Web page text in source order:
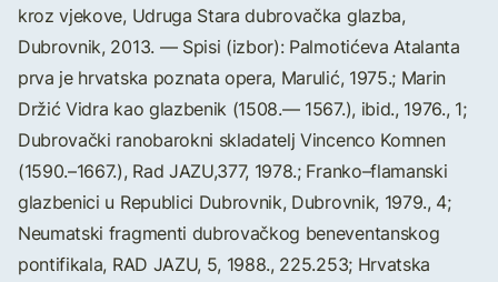
kroz vjekove, Udruga Stara dubrovačka glazba,
Dubrovnik, 2013. — Spisi (izbor): Palmotićeva Atalanta
prva je hrvatska poznata opera, Marulić, 1975.; Marin
Držić Vidra kao glazbenik (1508.— 1567.), ibid., 1976., 1;
Dubrovački ranobarokni skladatelj Vincenco Komnen
(1590.–1667.), Rad JAZU,377, 1978.; Franko–flamanski
glazbenici u Republici Dubrovnik, Dubrovnik, 1979., 4;
Neumatski fragmenti dubrovačkog beneventanskog
pontifikala, RAD JAZU, 5, 1988., 225.253; Hrvatska